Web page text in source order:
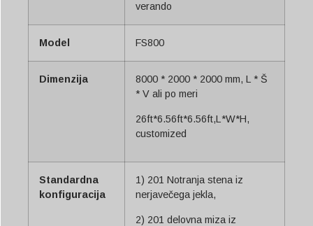
verando
Model FS800
Dimenzija
8000 * 2000 * 2000 mm, L * Š
* V ali po meri
26ft*6.56ft*6.56ft,L*W*H,
customized
Standardna
konfiguracija
1) 201 Notranja stena iz
nerjavečega jekla,
2) 201 delovna miza iz